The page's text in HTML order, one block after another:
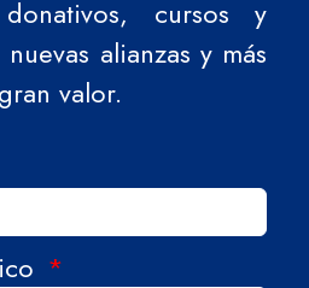
cursos y
alianzas y más
valor.